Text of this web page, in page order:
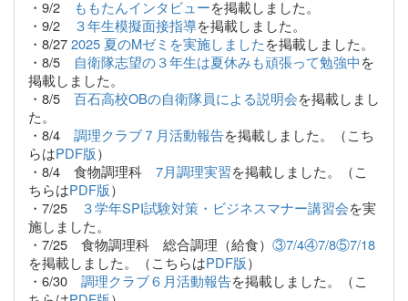
・9/2
ももたんインタビューを掲載しました。
・9/2
３年生模擬面接指導を掲載しました。
・8/272025 夏のMゼミを実施しましたを掲載しました。
・8/5 自衛隊志望の３年生は夏休みも頑張って勉強中を
掲載しました。
・8/5 百石高校OBの自衛隊員による説明会を掲載しまし
た。
・8/4 調理クラブ７月活動報告を掲載しました。（こち
らはPDF版）
・8/4 食物調理科 7月調理実習を掲載しました。（こ
ちらはPDF版）
・7/25
３学年SPI試験対策・ビジネスマナー講習会を実
施しました。
・7/25 食物調理科 総合調理（給食） ③7/4④7/8⑤7/18
を掲載しました。（こちらはPDF版）
・6/30 調理クラブ６月活動報告を掲載しました。（こ